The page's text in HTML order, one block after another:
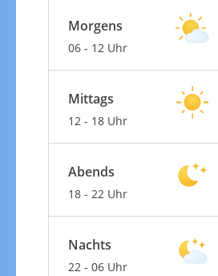
Morgens
06 - 12 Uhr
Mittags
12 - 18 Uhr
Abends
18 - 22 Uhr
Nachts
22 - 06 Uhr